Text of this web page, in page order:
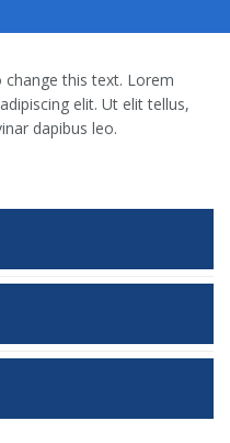
this text. Lorem
elit. Ut elit tellus,
dapibus leo.